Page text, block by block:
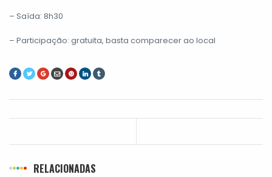
– Saída: 8h30
– Participação: gratuita, basta comparecer ao local
RELACIONADAS